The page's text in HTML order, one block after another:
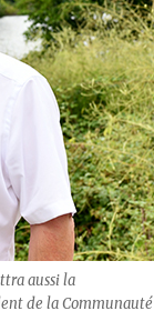
aussi la
de la Communauté